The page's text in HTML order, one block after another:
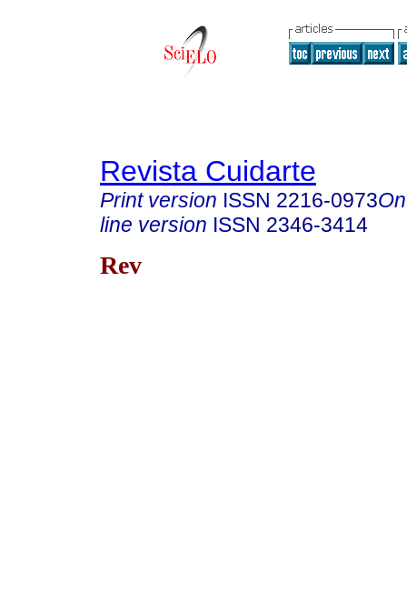
Revista Cuidarte
Print version ISSN 2216-0973
line version ISSN 2346-3414
Rev